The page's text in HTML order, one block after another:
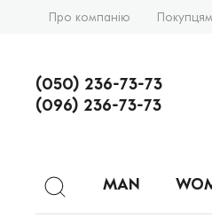
Про компанію Покупцям
(050) 236-73-73
(096) 236-73-73
MAN